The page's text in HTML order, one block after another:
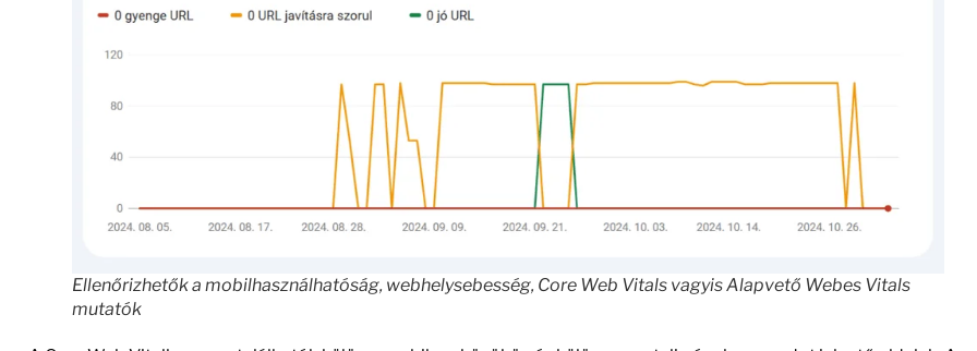
Ellenőrizhetők a mobilhasználhatóság, webhelysebesség, Core Web Vitals vagyis Alapvető Webes Vitals
mutatók